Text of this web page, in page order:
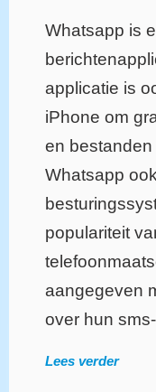
Whatsapp is
applicatie is
iPhone om
en
Whatsapp
populariteit
aangegeven
over hun
Lees verder